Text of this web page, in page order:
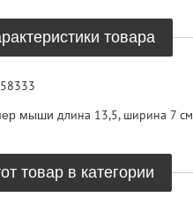
товара
мыши длина 13,5, ширина 7 см
товар в категории